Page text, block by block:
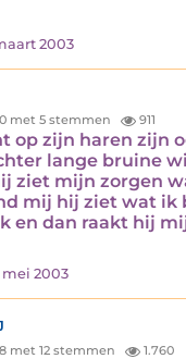
2003
met 5 stemmen 911
op zijn haren zijn
lange bruine
ziet mijn zorgen
mij hij ziet wat ik
en dan raakt hij
mei 2003
met 12 stemmen 1.760